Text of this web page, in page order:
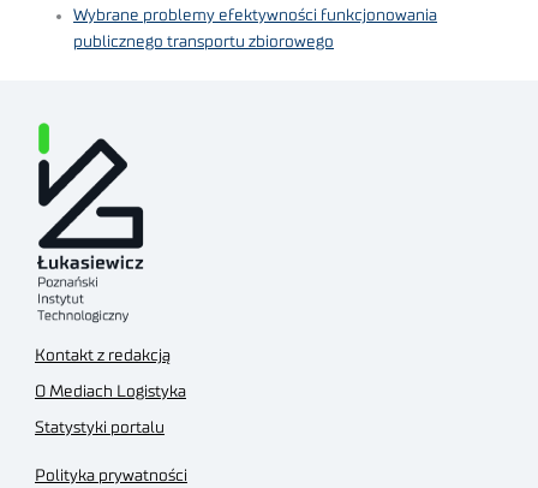
Wybrane problemy efektywności funkcjonowania
publicznego transportu zbiorowego
Kontakt z redakcją
O Mediach Logistyka
Statystyki portalu
Polityka prywatności